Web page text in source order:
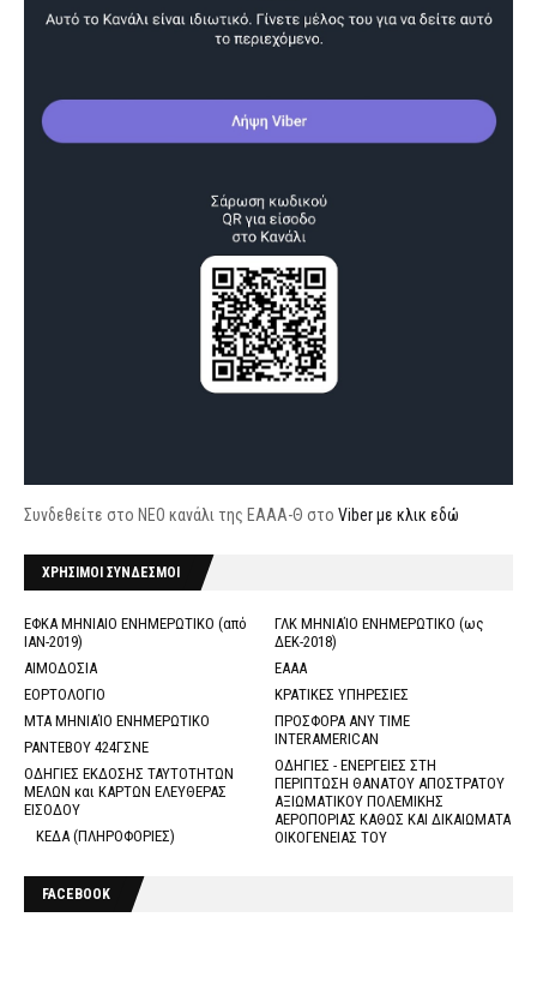
Συνδεθείτε στο ΝΕΟ κανάλι της ΕΑΑΑ-Θ στο Viber με κλικ εδώ
ΧΡΗΣΙΜΟΙ ΣΥΝΔΕΣΜΟΙ
ΕΦΚΑ ΜΗΝΙΑΙΟ ΕΝΗΜΕΡΩΤΙΚΟ (από
ΙΑΝ-2019)
ΓΛΚ ΜΗΝΙΑΊΟ ΕΝΗΜΕΡΩΤΙΚΟ (ως
ΔΕΚ-2018)
ΑΙΜΟΔΟΣΙΑ
ΕΑΑΑ
ΕΟΡΤΟΛΟΓΙΟ
ΚΡΑΤΙΚΕΣ ΥΠΗΡΕΣΙΕΣ
ΜΤΑ ΜΗΝΙΑΊΟ ΕΝΗΜΕΡΩΤΙΚΟ
ΠΡΟΣΦΟΡΑ ANY TIME
INTERAMERICAN
ΡΑΝΤΕΒΟΥ 424ΓΣΝΕ
ΟΔΗΓΙΕΣ - ΕΝΕΡΓΕΙΕΣ ΣΤΗ
ΠΕΡΙΠΤΩΣΗ ΘΑΝΑΤΟΥ ΑΠΟΣΤΡΑΤΟΥ
ΑΞΙΩΜΑΤΙΚΟΥ ΠΟΛΕΜΙΚΗΣ
ΑΕΡΟΠΟΡΙΑΣ ΚΑΘΩΣ ΚΑΙ ΔΙΚΑΙΩΜΑΤΑ
ΟΙΚΟΓΕΝΕΙΑΣ ΤΟΥ
ΟΔΗΓΙΕΣ ΕΚΔΟΣΗΣ ΤΑΥΤΟΤΗΤΩΝ
ΜΕΛΩΝ και ΚΑΡΤΩΝ ΕΛΕΥΘΕΡΑΣ
ΕΙΣΟΔΟΥ
ΚΕΔΑ (ΠΛΗΡΟΦΟΡΙΕΣ)
FACEBOOK